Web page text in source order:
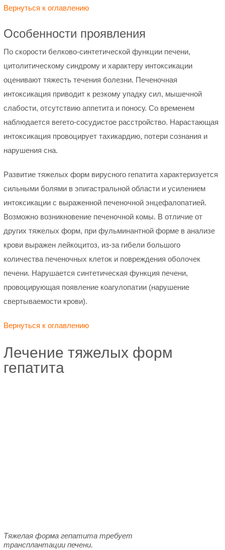
Вернуться к оглавлению
Особенности проявления
По скорости белково-синтетической функции печени,
цитолитическому синдрому и характеру интоксикации
оценивают тяжесть течения болезни. Печеночная
интоксикация приводит к резкому упадку сил, мышечной
слабости, отсутствию аппетита и поносу. Со временем
наблюдается вегето-сосудистое расстройство. Нарастающая
интоксикация провоцирует тахикардию, потери сознания и
нарушения сна.
Развитие тяжелых форм вирусного гепатита характеризуется
сильными болями в эпигастральной области и усилением
интоксикации с выраженной печеночной энцефалопатией.
Возможно возникновение печеночной комы. В отличие от
других тяжелых форм, при фульминантной форме в анализе
крови выражен лейкоцитоз, из-за гибели большого
количества печеночных клеток и повреждения оболочек
печени. Нарушается синтетическая функция печени,
провоцирующая появление коагулопатии (нарушение
свертываемости крови).
Вернуться к оглавлению
Лечение тяжелых форм
гепатита
Тяжелая форма гепатита требует
трансплантации печени.